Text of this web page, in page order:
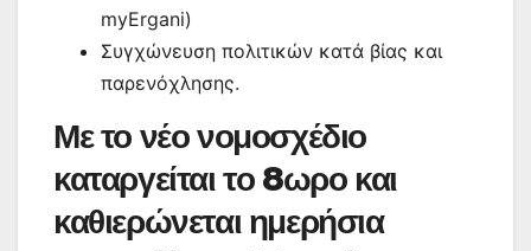
myErgani)
Συγχώνευση πολιτικών κατά βίας και
παρενόχλησης.
Με το νέο νομοσχέδιο
καταργείται το 8ωρο και
καθιερώνεται ημερήσια